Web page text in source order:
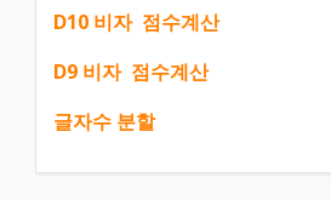
D10 비자 점수계산
D9 비자 점수계산
글자수 분할